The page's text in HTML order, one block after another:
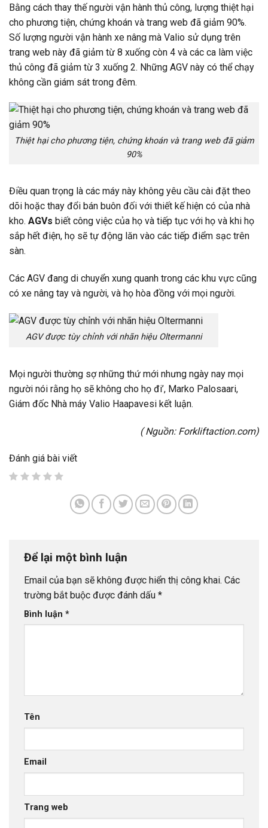
Bằng cách thay thế người vận hành thủ công, lượng thiệt hại
cho phương tiện, chứng khoán và trang web đã giảm 90%.
Số lượng người vận hành xe nâng mà Valio sử dụng trên
trang web này đã giảm từ 8 xuống còn 4 và các ca làm việc
thủ công đã giảm từ 3 xuống 2. Những AGV này có thể chạy
không cần giám sát trong đêm.
Thiệt hại cho phương tiện, chứng khoán và trang web đã giảm
90%
Điều quan trọng là các máy này không yêu cầu cài đặt theo
dõi hoặc thay đổi bán buôn đối với thiết kế hiện có của nhà
kho. AGVs biết công việc của họ và tiếp tục với họ và khi họ
sắp hết điện, họ sẽ tự động lăn vào các tiếp điểm sạc trên
sàn.
Các AGV đang di chuyển xung quanh trong các khu vực cũng
có xe nâng tay và người, và họ hòa đồng với mọi người.
AGV được tùy chỉnh với nhãn hiệu Oltermanni
Mọi người thường sợ những thứ mới nhưng ngày nay mọi
người nói rằng họ sẽ không cho họ đi’, Marko Palosaari,
Giám đốc Nhà máy Valio Haapavesi kết luận.
( Nguồn: Forkliftaction.com)
Đánh giá bài viết
Để lại một bình luận
Email của bạn sẽ không được hiển thị công khai. Các
trường bắt buộc được đánh dấu *
Bình luận *
Tên
Email
Trang web